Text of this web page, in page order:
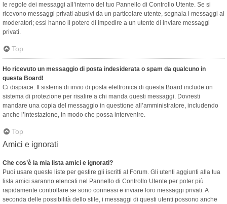
le regole dei messaggi all’interno del tuo Pannello di Controllo Utente. Se si
ricevono messaggi privati ​​abusivi da un particolare utente, segnala i messaggi ai
moderatori; essi hanno il potere di impedire a un utente di inviare messaggi
privati​​.
Top
Ho ricevuto un messaggio di posta indesiderata o spam da qualcuno in
questa Board!
Ci dispiace. Il sistema di invio di posta elettronica di questa Board include un
sistema di protezione per risalire a chi manda questi messaggi. Dovresti
mandare una copia del messaggio in questione all’amministratore, includendo
anche l’intestazione, in modo che possa intervenire.
Top
Amici e ignorati
Che cos’è la mia lista amici e ignorati?
Puoi usare queste liste per gestire gli iscritti al Forum. Gli utenti aggiunti alla tua
lista amici saranno elencati nel Pannello di Controllo Utente per poter più
rapidamente controllare se sono connessi e inviare loro messaggi privati. A
seconda delle possibilità dello stile, i messaggi di questi utenti possono anche